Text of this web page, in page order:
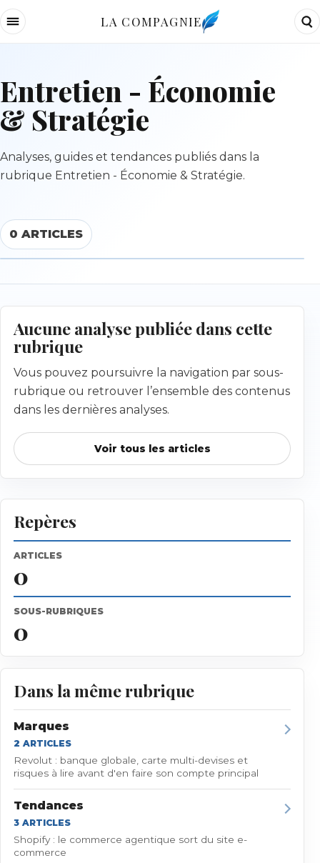
LA COMPAGNIE
Entretien - Économie
& Stratégie
Analyses, guides et tendances publiés dans la
rubrique Entretien - Économie & Stratégie.
0 ARTICLES
Aucune analyse publiée dans cette
rubrique
Vous pouvez poursuivre la navigation par sous-
rubrique ou retrouver l’ensemble des contenus
dans les dernières analyses.
Voir tous les articles
Repères
ARTICLES
0
SOUS-RUBRIQUES
0
Dans la même rubrique
Marques
2 ARTICLES
Revolut : banque globale, carte multi-devises et
risques à lire avant d'en faire son compte principal
Tendances
3 ARTICLES
Shopify : le commerce agentique sort du site e-
commerce